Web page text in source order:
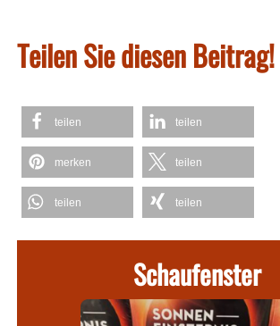
Teilen Sie diesen Beitrag!
teilen teilen
merken teilen
teilen teilen
Schaufenster